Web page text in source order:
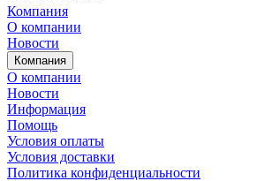
Компания
О компании
Новости
Компания
О компании
Новости
Информация
Помощь
Условия оплаты
Условия доставки
Политика конфиденциальности